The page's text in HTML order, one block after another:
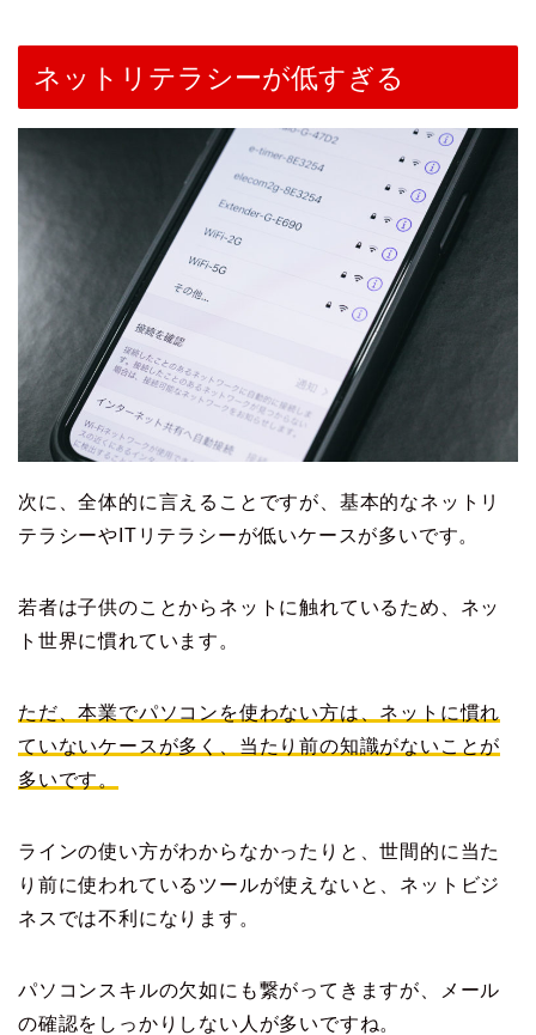
ネットリテラシーが低すぎる
次に、全体的に言えることですが、基本的なネットリ
テラシーやITリテラシーが低いケースが多いです。
若者は子供のことからネットに触れているため、ネッ
ト世界に慣れています。
ただ、本業でパソコンを使わない方は、ネットに慣れ
ていないケースが多く、当たり前の知識がないことが
多いです。
ラインの使い方がわからなかったりと、世間的に当た
り前に使われているツールが使えないと、ネットビジ
ネスでは不利になります。
パソコンスキルの欠如にも繋がってきますが、メール
の確認をしっかりしない人が多いですね。